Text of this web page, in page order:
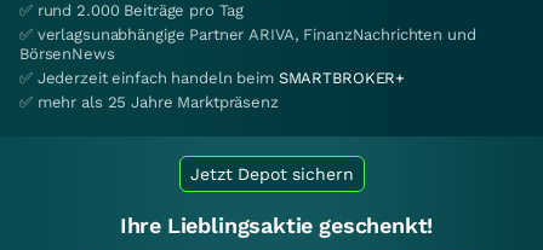
✅ rund 2.000 Beiträge pro Tag
✅ verlagsunabhängige Partner ARIVA, FinanzNachrichten und
BörsenNews
✅ Jederzeit einfach handeln beim SMARTBROKER+
✅ mehr als 25 Jahre Marktpräsenz
Jetzt Depot sichern
Ihre Lieblingsaktie geschenkt!